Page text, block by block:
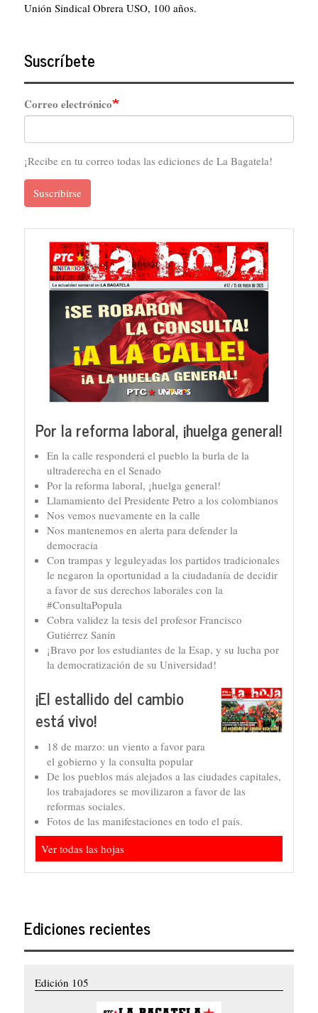
Unión Sindical Obrera USO, 100 años.
Suscríbete
Correo electrónico
¡Recibe en tu correo todas las ediciones de La Bagatela!
Suscribirse
Por la reforma laboral, ¡huelga general!
En la calle responderá el pueblo la burla de la
ultraderecha en el Senado
Por la reforma laboral, ¡huelga general!
Llamamiento del Presidente Petro a los colombianos
Nos vemos nuevamente en la calle
Nos mantenemos en alerta para defender la
democracia
Con trampas y leguleyadas los partidos tradicionales
le negaron la oportunidad a la ciudadanía de decidir
a favor de sus derechos laborales con la
#ConsultaPopula
Cobra validez la tesis del profesor Francisco
Gutiérrez Sanín
¡Bravo por los estudiantes de la Esap, y su lucha por
la democratización de su Universidad!
¡El estallido del cambio
está vivo!
18 de marzo: un viento a favor para
el gobierno y la consulta popular
De los pueblos más alejados a las ciudades capitales,
los trabajadores se movilizaron a favor de las
reformas sociales.
Fotos de las manifestaciones en todo el país.
Ver todas las hojas
Ediciones recientes
Edición 105